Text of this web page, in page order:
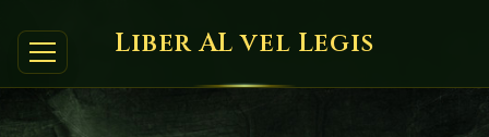
Liber AL vel Legis